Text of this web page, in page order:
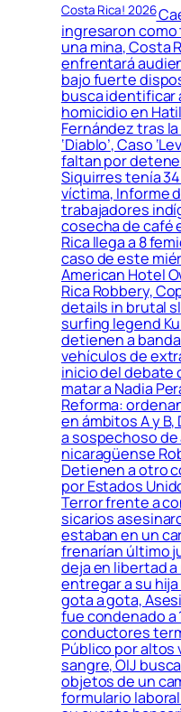
Costa Rica! 2026
ingresaron
una mina, Costa
enfrentará
bajo fuerte
busca identificar
homicidio en
Fernández tras
‘Diablo’, Caso
faltan por
Siquirres tenía
víctima, Informe
trabajadores
cosecha de café
Rica llega a 8
caso de este
American Hotel
Rica Robbery,
details in brutal
surfing legend
detienen a
vehículos de
inicio del debate
matar a Nadia
Reforma:
en ámbitos A y
a sospechoso
nicaragüense
Detienen a otro
por Estados
Terror frente a
sicarios
estaban en un
frenarían último
deja en libertad
entregar a su hija
gota a gota,
fue condenado a
conductores
Público por altos
sangre, OIJ
objetos de un
formulario